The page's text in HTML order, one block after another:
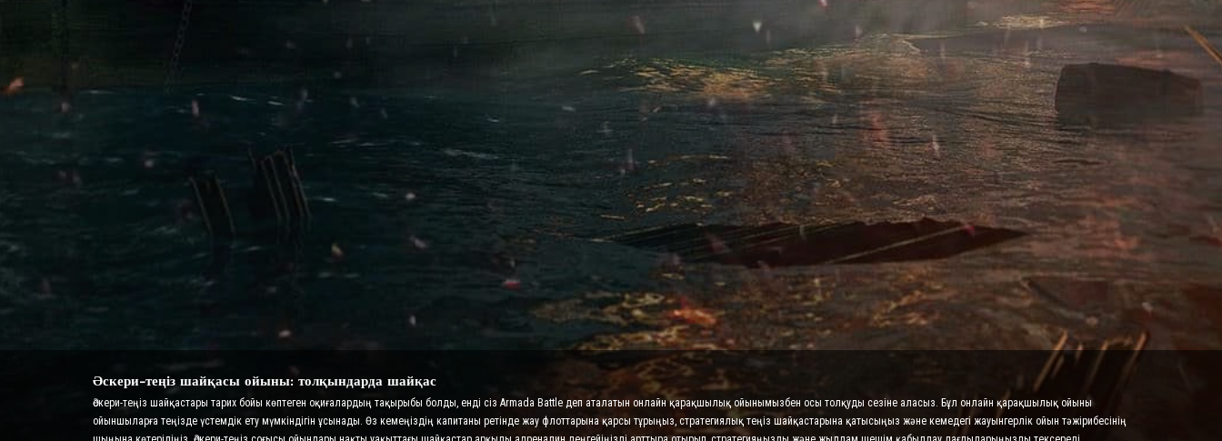
Әскери-теңіз шайқасы ойыны: толқындарда шайқас
Әскери-теңіз шайқастары тарих бойы көптеген оқиғалардың тақырыбы болды, енді сіз Armada Battle деп аталатын онлайн қарақшылық ойынымызбен осы толқуды сезіне аласыз. Бұл онлайн қарақшылық ойыны
ойыншыларға теңізде үстемдік ету мүмкіндігін ұсынады. Өз кемеңіздің капитаны ретінде жау флоттарына қарсы тұрыңыз, стратегиялық теңіз шайқастарына қатысыңыз және кемедегі жауынгерлік ойын тәжірибесінің